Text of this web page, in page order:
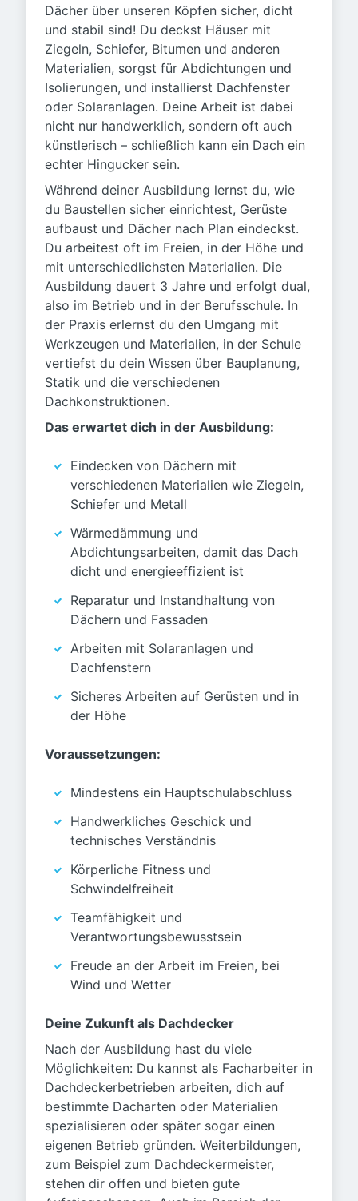
Dächer über unseren Köpfen sicher, dicht
und stabil sind! Du deckst Häuser mit
Ziegeln, Schiefer, Bitumen und anderen
Materialien, sorgst für Abdichtungen und
Isolierungen, und installierst Dachfenster
oder Solaranlagen. Deine Arbeit ist dabei
nicht nur handwerklich, sondern oft auch
künstlerisch – schließlich kann ein Dach ein
echter Hingucker sein.
Während deiner Ausbildung lernst du, wie
du Baustellen sicher einrichtest, Gerüste
aufbaust und Dächer nach Plan eindeckst.
Du arbeitest oft im Freien, in der Höhe und
mit unterschiedlichsten Materialien. Die
Ausbildung dauert 3 Jahre und erfolgt dual,
also im Betrieb und in der Berufsschule. In
der Praxis erlernst du den Umgang mit
Werkzeugen und Materialien, in der Schule
vertiefst du dein Wissen über Bauplanung,
Statik und die verschiedenen
Dachkonstruktionen.
Das erwartet dich in der Ausbildung:
Eindecken von Dächern mit
verschiedenen Materialien wie Ziegeln,
Schiefer und Metall
Wärmedämmung und
Abdichtungsarbeiten, damit das Dach
dicht und energieeffizient ist
Reparatur und Instandhaltung von
Dächern und Fassaden
Arbeiten mit Solaranlagen und
Dachfenstern
Sicheres Arbeiten auf Gerüsten und in
der Höhe
Voraussetzungen:
Mindestens ein Hauptschulabschluss
Handwerkliches Geschick und
technisches Verständnis
Körperliche Fitness und
Schwindelfreiheit
Teamfähigkeit und
Verantwortungsbewusstsein
Freude an der Arbeit im Freien, bei
Wind und Wetter
Deine Zukunft als Dachdecker
Nach der Ausbildung hast du viele
Möglichkeiten: Du kannst als Facharbeiter in
Dachdeckerbetrieben arbeiten, dich auf
bestimmte Dacharten oder Materialien
spezialisieren oder später sogar einen
eigenen Betrieb gründen. Weiterbildungen,
zum Beispiel zum Dachdeckermeister,
stehen dir offen und bieten gute